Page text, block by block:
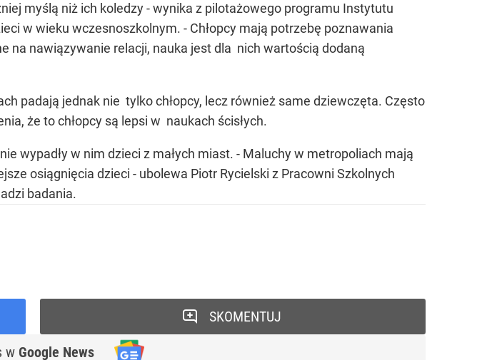
myślą niż ich koledzy - wynika z pilotażowego programu Instytutu
w wieku wczesnoszkolnym. - Chłopcy mają potrzebę poznawania
na nawiązywanie relacji, nauka jest dla nich wartością dodaną
padają jednak nie tylko chłopcy, lecz również same dziewczęta. Często
że to chłopcy są lepsi w naukach ścisłych.
wypadły w nim dzieci z małych miast. - Maluchy w metropoliach mają
osiągnięcia dzieci - ubolewa Piotr Rycielski z Pracowni Szkolnych
badania.
w Google News
SKOMENTUJ